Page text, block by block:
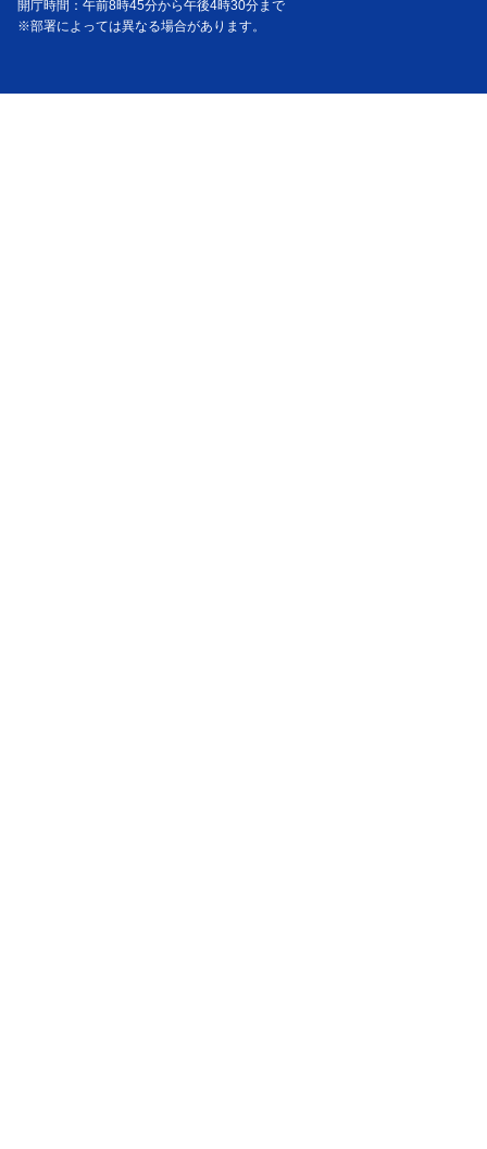
開庁時間：午前8時45分から午後4時30分まで
※部署によっては異なる場合があります。